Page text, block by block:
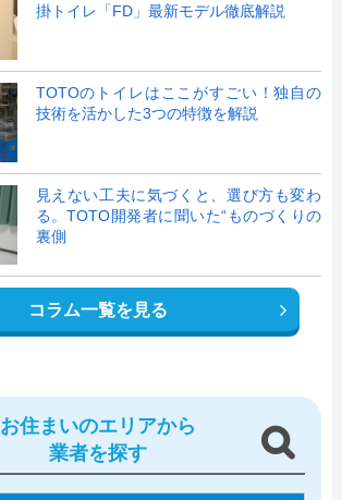
掛トイレ「FD」最新モデル徹底解説
TOTOのトイレはここがすごい！独自の
技術を活かした3つの特徴を解説
見えない工夫に気づくと、選び方も変わ
る。TOTO開発者に聞いた“ものづくりの
裏側
コラム一覧を見る
お住まいのエリアから
業者を探す